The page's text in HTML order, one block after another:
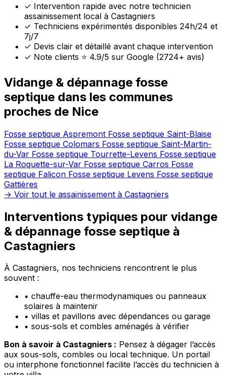
✓ Intervention rapide avec notre technicien
assainissement local à Castagniers
✓ Techniciens expérimentés disponibles 24h/24 et
7j/7
✓ Devis clair et détaillé avant chaque intervention
✓ Note clients ⭐ 4.9/5 sur Google (2724+ avis)
Vidange & dépannage fosse
septique dans les communes
proches de Nice
Fosse septique Aspremont Fosse septique Saint-Blaise
Fosse septique Colomars Fosse septique Saint-Martin-
du-Var Fosse septique Tourrette-Levens Fosse septique
La Roquette-sur-Var Fosse septique Carros Fosse
septique Falicon Fosse septique Levens Fosse septique
Gattières
→ Voir tout le assainissement à Castagniers
Interventions typiques pour vidange
& dépannage fosse septique à
Castagniers
À Castagniers, nos techniciens rencontrent le plus
souvent :
• chauffe-eau thermodynamiques ou panneaux
solaires à maintenir
• villas et pavillons avec dépendances ou garage
• sous-sols et combles aménagés à vérifier
Bon à savoir à Castagniers : Pensez à dégager l’accès
aux sous-sols, combles ou local technique. Un portail
ou interphone fonctionnel facilite l’accès du technicien à